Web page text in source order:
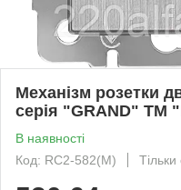
Механізм розетки
серія "GRAND" ТМ
В наявності
Код: RC2-582(М)
Тільки